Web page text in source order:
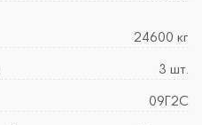
24600 кг
3 шт.
09Г2С